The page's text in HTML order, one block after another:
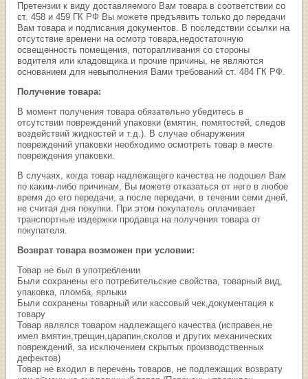
Претензии к виду доставляемого Вам товара в соответствии со
ст. 458 и 459 ГК РФ Вы можете предъявить только до передачи
Вам товара и подписания документов. В последствии ссылки на
отсутствие времени на осмотр товара,недостаточную
освещенность помещения, поторапливания со стороны
водителя или кладовщика и прочие причины, не являются
основанием для невыполнения Вами требований ст. 484 ГК РФ.
Получение товара:
В момент получения товара обязательно убедитесь в
отсутствии повреждений упаковки (вмятин, помятостей, следов
воздействий жидкостей и т.д.). В случае обнаружения
повреждений упаковки необходимо осмотреть товар в месте
повреждения упаковки.
В случаях, когда товар надлежащего качества не подошел Вам
по каким-либо причинам, Вы можете отказаться от него в любое
время до его передачи, а после передачи, в течении семи дней,
не считая дня покупки. При этом покупатель оплачивает
транспортные издержки продавца на получения товара от
покупателя.
Возврат товара возможен при условии:
Товар не был в употреблении
Были сохранены его потребительские свойства, товарный вид,
упаковка, пломба, ярлыки
Были сохранены товарный или кассовый чек,документация к
товару
Товар являлся товаром надлежащего качества (исправен,не
имел вмятин,трещин,царапин,сколов и других механических
повреждений, за исключением скрытых производственных
дефектов)
Товар не входил в перечень товаров, не подлежащих возврату